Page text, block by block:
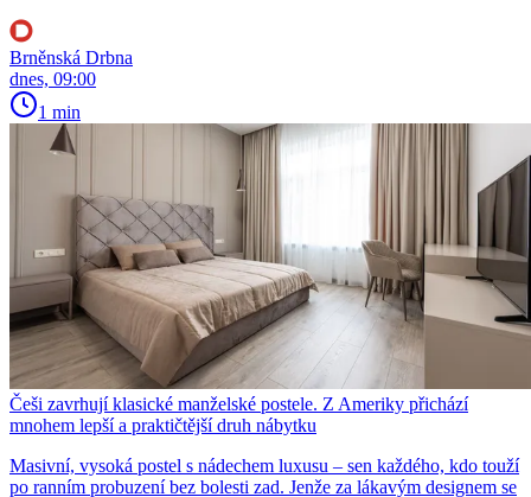
Brněnská Drbna
dnes, 09:00
1 min
Češi zavrhují klasické manželské postele. Z Ameriky přichází
mnohem lepší a praktičtější druh nábytku
Masivní, vysoká postel s nádechem luxusu – sen každého, kdo touží
po ranním probuzení bez bolesti zad. Jenže za lákavým designem se